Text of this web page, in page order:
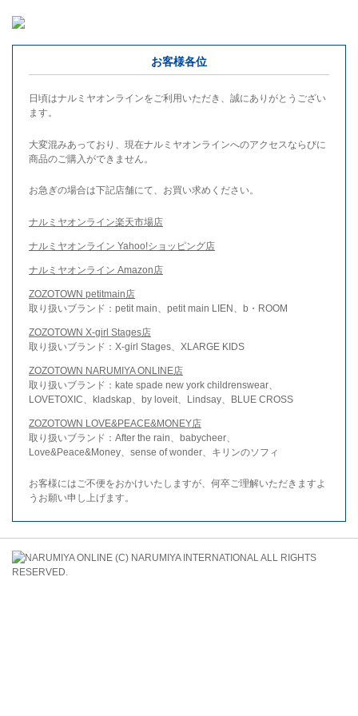
お客様各位
日頃はナルミヤオンラインをご利用いただき、誠にありがとうござい
ます。
大変混みあっており、現在ナルミヤオンラインへのアクセスならびに
商品のご購入ができません。
お急ぎの場合は下記店舗にて、お買い求めください。
ナルミヤオンライン楽天市場店
ナルミヤオンライン Yahoo!ショッピング店
ナルミヤオンライン Amazon店
ZOZOTOWN petitmain店
取り扱いブランド：petit main、petit main LIEN、b・ROOM
ZOZOTOWN X-girl Stages店
取り扱いブランド：X-girl Stages、XLARGE KIDS
ZOZOTOWN NARUMIYA ONLINE店
取り扱いブランド：kate spade new york childrenswear、
LOVETOXIC、kladskap、by loveit、Lindsay、BLUE CROSS
ZOZOTOWN LOVE&PEACE&MONEY店
取り扱いブランド：After the rain、babycheer、
Love&Peace&Money、sense of wonder、キリンのソフィ
お客様にはご不便をおかけいたしますが、何卒ご理解いただきますよ
うお願い申し上げます。